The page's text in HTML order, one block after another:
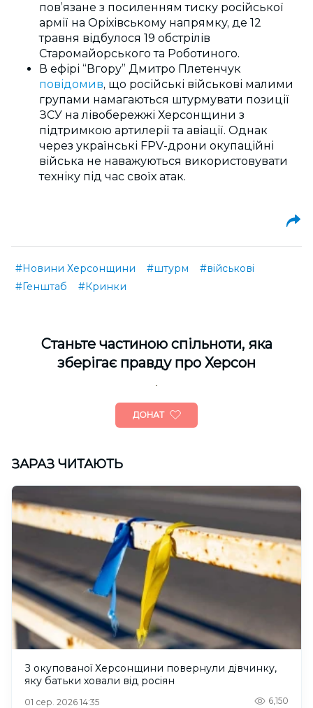
пов’язане з посиленням тиску російської
армії на Оріхівському напрямку, де 12
травня відбулося 19 обстрілів
Старомайорського та Роботиного.
В ефірі “Вгору” Дмитро Плетенчук
повідомив, що російські військові малими
групами намагаються штурмувати позиції
ЗСУ на лівобережжі Херсонщини з
підтримкою артилерії та авіації. Однак
через українські FPV-дрони окупаційні
війська не наважуються використовувати
техніку під час своїх атак.
#Новини Херсонщини #штурм
#військові
#Генштаб
#Кринки
Cтаньте частиною спільноти, яка
зберігає правду про Херсон
ДОНАТ
ЗАРАЗ ЧИТАЮТЬ
З окупованої Херсонщини повернули дівчинку,
яку батьки ховали від росіян
01 сер. 2026 14:35 6,150